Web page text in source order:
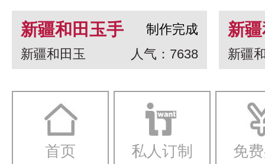
新疆和田玉手
串 龙生九子
制作完成
新疆和田玉
人气：7638
新
白
一
新疆
首页 私人订制 免